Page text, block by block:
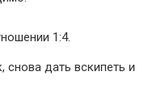
1:4.
снова дать вскипеть и